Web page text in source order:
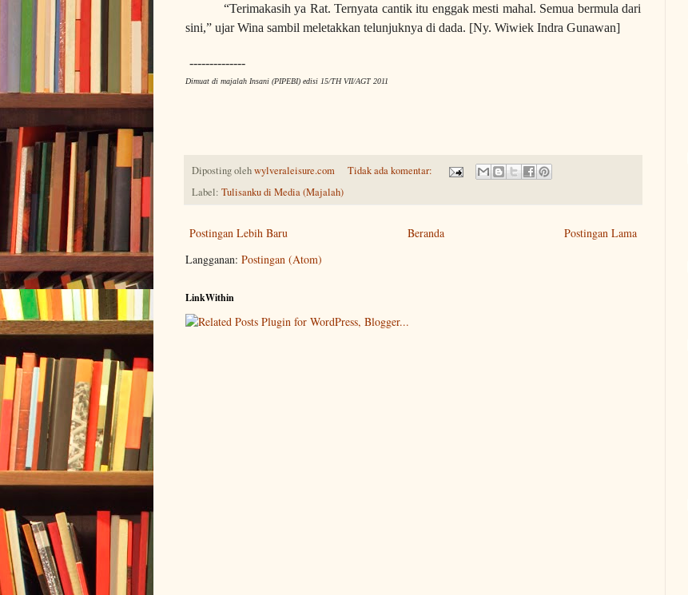
“Terimakasih ya Rat. Ternyata cantik itu enggak mesti mahal. Semua bermula dari
sini,” ujar Wina sambil meletakkan telunjuknya di dada. [Ny. Wiwiek Indra Gunawan]
--------------
Dimuat di majalah Insani (PIPEBI) edisi 15/TH VII/AGT 2011
Diposting olehwylveraleisure.com
Tidak ada komentar:
Label: Tulisanku di Media (Majalah)
Postingan Lebih Baru Postingan Lama
Beranda
Langganan: Postingan (Atom)
LinkWithin